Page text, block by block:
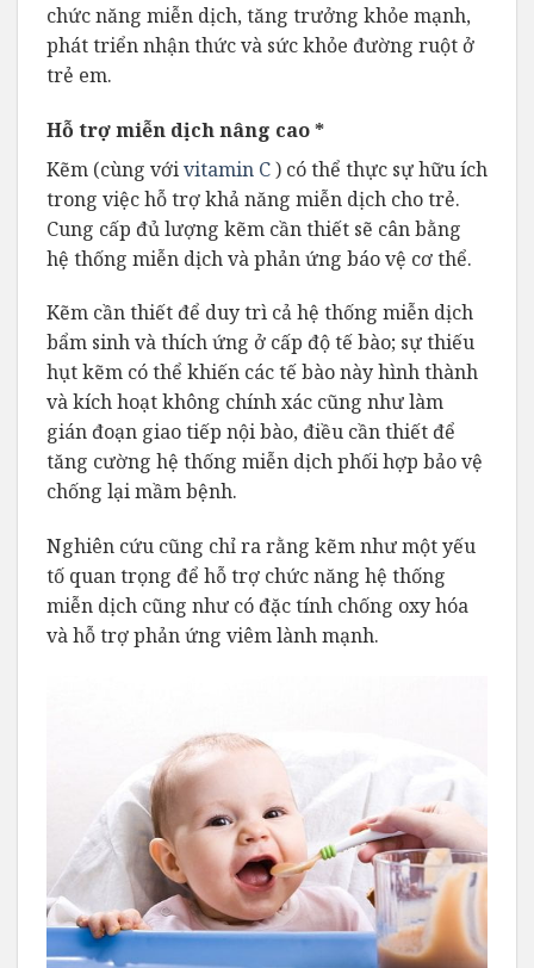
chức năng miễn dịch, tăng trưởng khỏe mạnh,
phát triển nhận thức và sức khỏe đường ruột ở
trẻ em.
Hỗ trợ miễn dịch nâng cao *
Kẽm (cùng vớivitamin C) có thể thực sự hữu ích
trong việc hỗ trợ khả năng miễn dịch cho trẻ.
Cung cấp đủ lượng kẽm cần thiết sẽ cân bằng
hệ thống miễn dịch và phản ứng báo vệ cơ thể.
Kẽm cần thiết để duy trì cả hệ thống miễn dịch
bẩm sinh và thích ứng ở cấp độ tế bào; sự thiếu
hụt kẽm có thể khiến các tế bào này hình thành
và kích hoạt không chính xác cũng như làm
gián đoạn giao tiếp nội bào, điều cần thiết để
tăng cường hệ thống miễn dịch phối hợp bảo vệ
chống lại mầm bệnh.
Nghiên cứu cũng chỉ ra rằng kẽm như một yếu
tố quan trọng để hỗ trợ chức năng hệ thống
miễn dịch cũng như có đặc tính chống oxy hóa
và hỗ trợ phản ứng viêm lành mạnh.